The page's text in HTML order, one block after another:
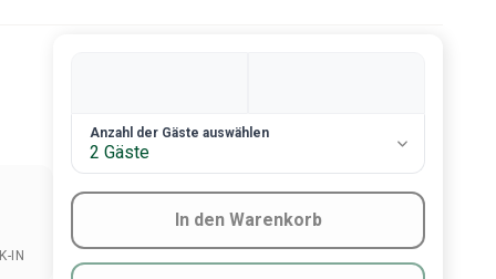
IN
2. Anzahl an Gästen
Anzahl der Gäste auswählen
2 Gäste
In den Warenkorb